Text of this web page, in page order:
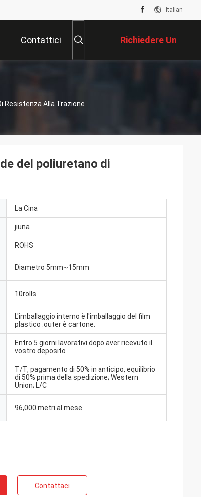
Italian
Contattici Richiedere Un
Preventivo
Resistenza Alla Trazione
del poliuretano di
La Cina
jiuna
ROHS
Diametro 5mm~15mm
10rolls
L'imballaggio interno è l'imballaggio del film
plastico .outer è cartone.
Entro 5 giorni lavorativi dopo aver ricevuto il
vostro deposito
T/T, pagamento di 50% in anticipo, equilibrio
di 50% prima della spedizione; Western
Union; L/C
96,000 metri al mese
Contattaci